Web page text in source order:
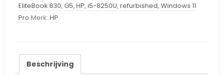
8250U
16GB
aantal
EliteBook 830,G5,HP,i5-8250U,refurbished,Windows 11
Pro Merk:HP
Beschrijving